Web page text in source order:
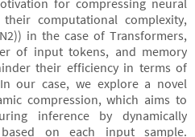
for compressing neural
computational complexity,
in the case of Transformers,
of input tokens, and memory
their efficiency in terms of
our case, we explore a novel
compression, which aims to
inference by dynamically
on each input sample.